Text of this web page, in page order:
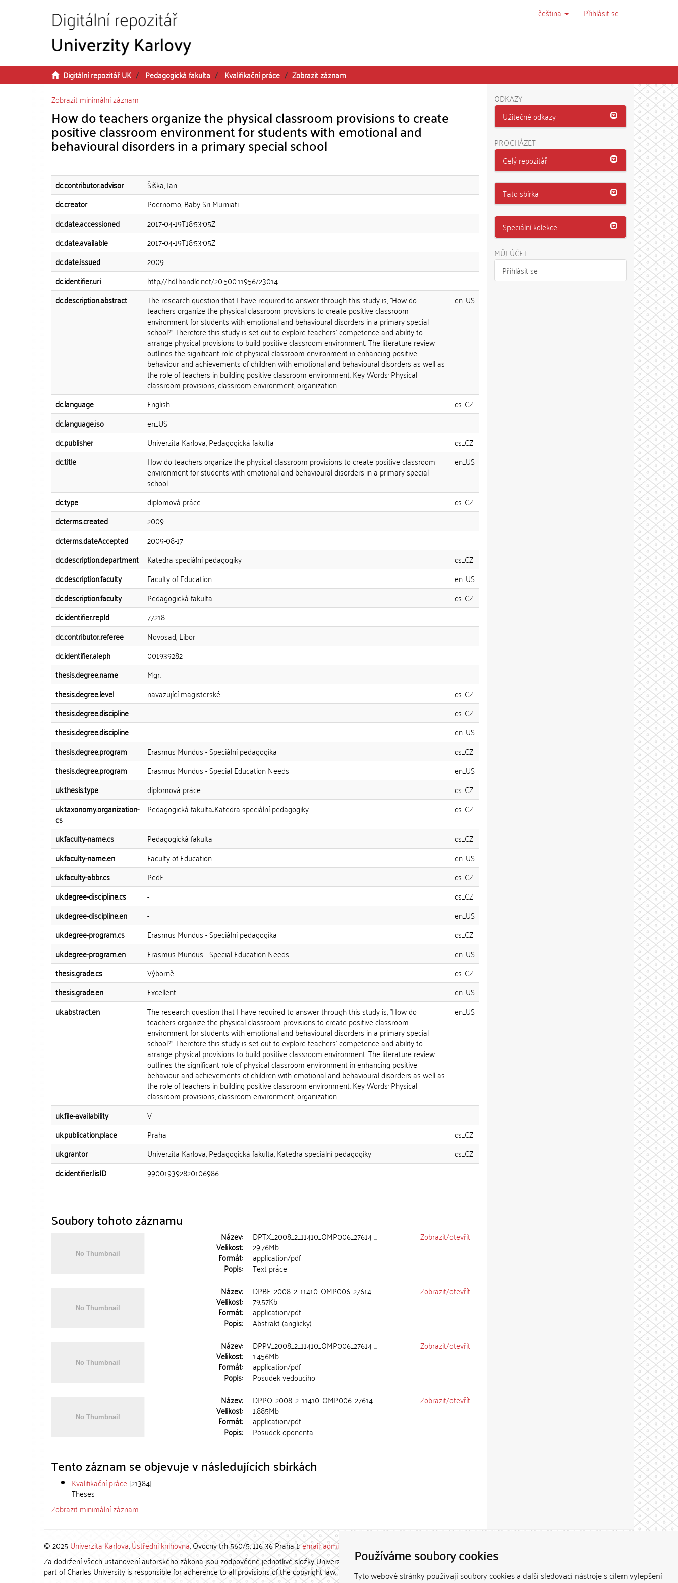
Používáme soubory cookies
Tyto webové stránky používají soubory cookies a další sledovací nástroje s cílem vylepšení
čeština Přihlásit se
Digitální repozitář UK Pedagogická fakulta Kvalifikační práce
Zobrazit záznam
Zobrazit minimální záznam
How do teachers organize the physical classroom provisions to create
positive classroom environment for students with emotional and
behavioural disorders in a primary special school
dc.contributor.advisor
Šiška, Jan
dc.creator
Poernomo, Baby Sri Murniati
dc.date.accessioned
2017-04-19T18:53:05Z
dc.date.available
2017-04-19T18:53:05Z
dc.date.issued
2009
dc.identifier.uri
http://hdl.handle.net/20.500.11956/23014
dc.description.abstract
The research question that I have required to answer through this study is, "How do
teachers organize the physical classroom provisions to create positive classroom
environment for students with emotional and behavioural disorders in a primary special
school?" Therefore this study is set out to explore teachers' competence and ability to
arrange physical provisions to build positive classroom environment. The literature review
outlines the significant role of physical classroom environment in enhancing positive
behaviour and achievements of children with emotional and behavioural disorders as well as
the role of teachers in building positive classroom environment. Key Words: Physical
classroom provisions, classroom environment, organization.
en_US
dc.language English
cs_CZ
dc.language.iso
en_US
dc.publisher
Univerzita Karlova, Pedagogická fakulta
cs_CZ
dc.title
How do teachers organize the physical classroom provisions to create positive classroom
environment for students with emotional and behavioural disorders in a primary special
school
en_US
dc.type diplomová práce
cs_CZ
dcterms.created
2009
dcterms.dateAccepted
2009-08-17
dc.description.department
Katedra speciální pedagogiky
cs_CZ
dc.description.faculty
Faculty of Education
en_US
dc.description.faculty
Pedagogická fakulta
cs_CZ
dc.identifier.repId
77218
dc.contributor.referee
Novosad, Libor
dc.identifier.aleph
001939282
thesis.degree.name
Mgr.
thesis.degree.level
navazující magisterské
cs_CZ
thesis.degree.discipline
-
cs_CZ
thesis.degree.discipline
-
en_US
thesis.degree.program
Erasmus Mundus - Speciální pedagogika
cs_CZ
thesis.degree.program
Erasmus Mundus - Special Education Needs
en_US
uk.thesis.type
diplomová práce
cs_CZ
uk.taxonomy.organization-
cs
Pedagogická fakulta::Katedra speciální pedagogiky cs_CZ
uk.faculty-name.cs Pedagogická fakulta
cs_CZ
uk.faculty-name.en
Faculty of Education
en_US
uk.faculty-abbr.cs
PedF
cs_CZ
uk.degree-discipline.cs
-
cs_CZ
uk.degree-discipline.en
-
en_US
uk.degree-program.cs
Erasmus Mundus - Speciální pedagogika
cs_CZ
uk.degree-program.en
Erasmus Mundus - Special Education Needs
en_US
thesis.grade.cs
Výborně
cs_CZ
thesis.grade.en
Excellent
en_US
uk.abstract.en
The research question that I have required to answer through this study is, "How do
teachers organize the physical classroom provisions to create positive classroom
environment for students with emotional and behavioural disorders in a primary special
school?" Therefore this study is set out to explore teachers' competence and ability to
arrange physical provisions to build positive classroom environment. The literature review
outlines the significant role of physical classroom environment in enhancing positive
behaviour and achievements of children with emotional and behavioural disorders as well as
the role of teachers in building positive classroom environment. Key Words: Physical
classroom provisions, classroom environment, organization.
en_US
uk.file-availability
V
uk.publication.place
Praha
cs_CZ
uk.grantor
Univerzita Karlova, Pedagogická fakulta, Katedra speciální pedagogiky
cs_CZ
dc.identifier.lisID
990019392820106986
Soubory tohoto záznamu
Název: DPTX_2008_2_11410_OMP006_27614 ...
Velikost: 29.76Mb
Formát: application/pdf
Popis: Text práce
Zobrazit/otevřít
Název: DPBE_2008_2_11410_OMP006_27614 ...
Velikost: 79.57Kb
Formát: application/pdf
Popis: Abstrakt (anglicky)
Zobrazit/otevřít
Název: DPPV_2008_2_11410_OMP006_27614 ...
Velikost: 1.456Mb
Formát: application/pdf
Popis: Posudek vedoucího
Zobrazit/otevřít
Název: DPPO_2008_2_11410_OMP006_27614 ...
Velikost: 1.885Mb
Formát: application/pdf
Popis: Posudek oponenta
Zobrazit/otevřít
Tento záznam se objevuje v následujících sbírkách
Kvalifikační práce [21384]
Theses
Zobrazit minimální záznam
ODKAZY
Užitečné odkazy
PROCHÁZET
Celý repozitář
Tato sbírka
Speciální kolekce
MŮJ ÚČET
Přihlásit se
© 2025 Univerzita Karlova,Ústřední knihovna, Ovocný trh 560/5, 116 36 Praha 1;email: admin-repozitar [at] cuni.cz
Za dodržení všech ustanovení autorského zákona jsou zodpovědné jednotlivé složky Univerzity Karlovy. / Each constituent
part of Charles University is responsible for adherence to all provisions of the copyright law.